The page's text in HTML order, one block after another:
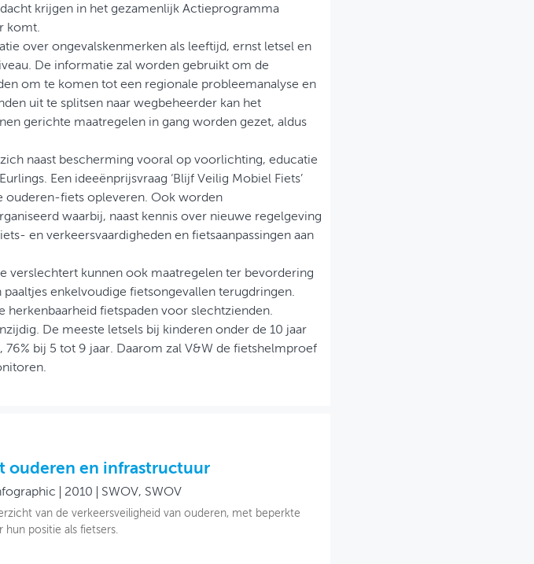
krijgen in het gezamenlijk Actieprogramma
komt.
over ongevalskenmerken als leeftijd, ernst letsel en
De informatie zal worden gebruikt om de
om te komen tot een regionale probleemanalyse en
uit te splitsen naar wegbeheerder kan het
gerichte maatregelen in gang worden gezet, aldus
naast bescherming vooral op voorlichting, educatie
Een ideeënprijsvraag ‘Blijf Veilig Mobiel Fiets’
ouderen-fiets opleveren. Ook worden
waarbij, naast kennis over nieuwe regelgeving
en verkeersvaardigheden en fietsaanpassingen aan
verslechtert kunnen ook maatregelen ter bevordering
enkelvoudige fietsongevallen terugdringen.
herkenbaarheid fietspaden voor slechtzienden.
De meeste letsels bij kinderen onder de 10 jaar
bij 5 tot 9 jaar. Daarom zal V&W de fietshelmproef
ouderen en infrastructuur
2010 SWOV, SWOV
van de verkeersveiligheid van ouderen, met beperkte
hun positie als fietsers.